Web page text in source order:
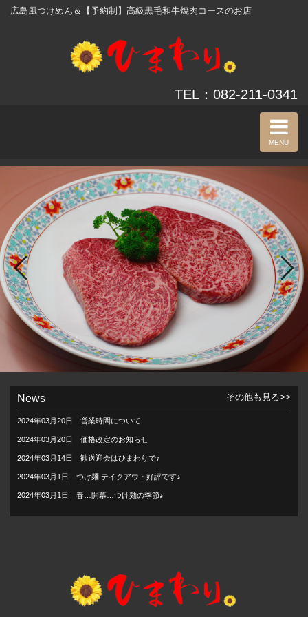
広島風つけめん＆【予約制】高級黒毛和牛焼肉コースのお店
TEL：082-211-0341
MENU
Previous Next
News その他も見る>>
2024年03月20日 営業時間について
2024年03月20日 価格改定のお知らせ
2024年03月14日 歓送迎会はひまわりで♪
2024年03月1日 つけ麺 テイクアウト好評です♪
2024年03月1日 春…開幕…つけ麺の季節♪